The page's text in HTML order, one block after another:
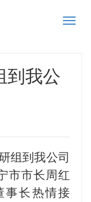
Toggle
到我公
组到我公司
市市长周红
事长热情接